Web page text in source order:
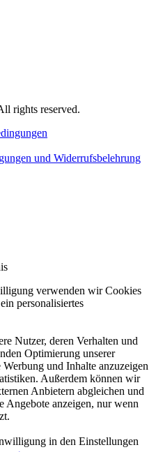
rights reserved.
und Widerrufsbelehrung
verwenden wir Cookies
personalisiertes
Nutzer, deren Verhalten und
Optimierung unserer
und Inhalte anzuzeigen
Außerdem können wir
Anbietern abgleichen und
Angebote anzeigen, nur wenn
in den Einstellungen